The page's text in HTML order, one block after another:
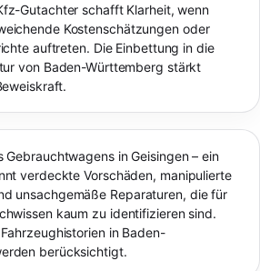
Gutachter schafft Klarheit, wenn
Kostenschätzungen oder
auftreten. Die Einbettung in die
von Baden-Württemberg stärkt
Gebrauchtwagens in Geisingen – ein
verdeckte Vorschäden, manipulierte
unsachgemäße Reparaturen, die für
kaum zu identifizieren sind.
in Baden-
berücksichtigt.